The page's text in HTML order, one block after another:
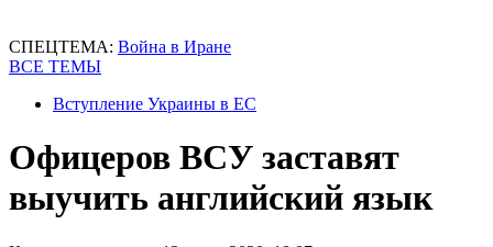
СПЕЦТЕМА: Война в Иране
ВСЕ ТЕМЫ
Вступление Украины в ЕС
Офицеров ВСУ заставят
выучить английский язык